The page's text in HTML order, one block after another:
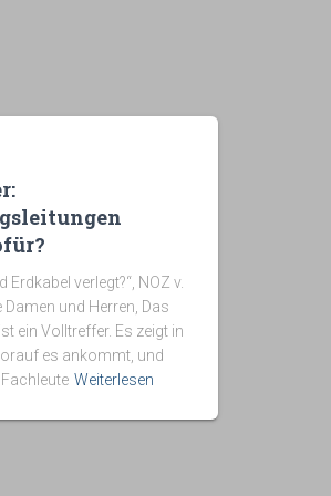
Erdkabel verlegt?“, NOZ v.
Damen und Herren, Das
ein Volltreffer. Es zeigt in
es ankommt, und
Weiterlesen